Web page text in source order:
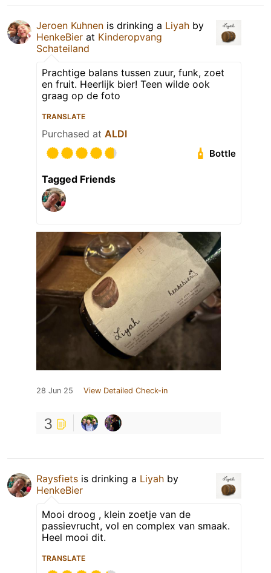
Jeroen Kuhnen is drinking a Liyah by
HenkeBier at Kinderopvang
Schateiland
Prachtige balans tussen zuur, funk, zoet
en fruit. Heerlijk bier! Teen wilde ook
graag op de foto
TRANSLATE
Purchased at ALDI
Bottle
Tagged Friends
28 Jun 25 View Detailed Check-in
3
Raysfiets is drinking a Liyah by
HenkeBier
Mooi droog , klein zoetje van de
passievrucht, vol en complex van smaak.
Heel mooi dit.
TRANSLATE